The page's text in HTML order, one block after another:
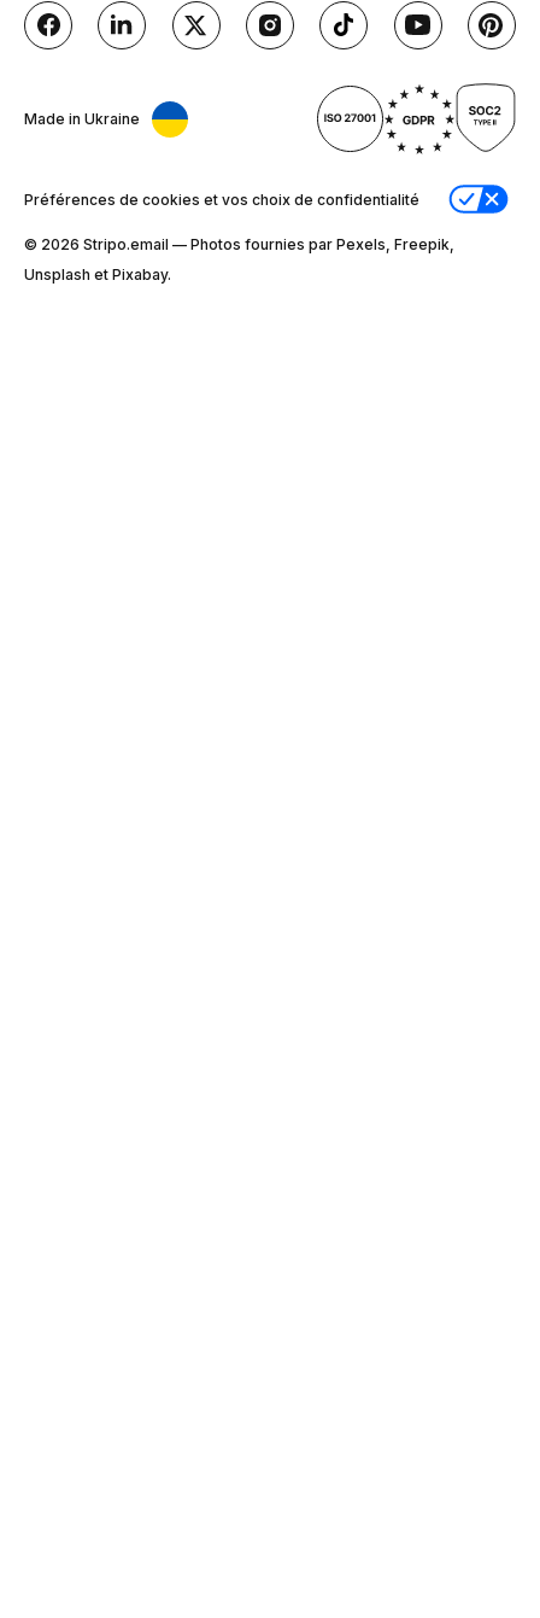
Made in Ukraine
Préférences de cookies et vos choix de confidentialité
© 2026 Stripо.email — Photos fournies par Pexels, Freepik,
Unsplash et Pixabay.